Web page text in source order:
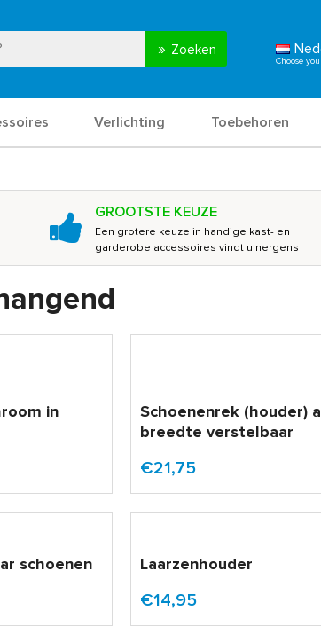
Zoeken
Verlichting Toebehoren
GROOTSTE KEUZE
Een grotere keuze in handige kast- en
garderobe accessoires vindt u nergens
in
Schoenenrek (houder)
breedte verstelbaar
€21,75
schoenen Laarzenhouder
€14,95